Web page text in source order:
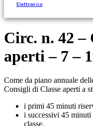
Elettronico
Circ. n. 42 –
aperti – 7 –
Come da piano annuale
Consigli di Classe aperti a
i primi 45 minuti
i successivi 45
classe.